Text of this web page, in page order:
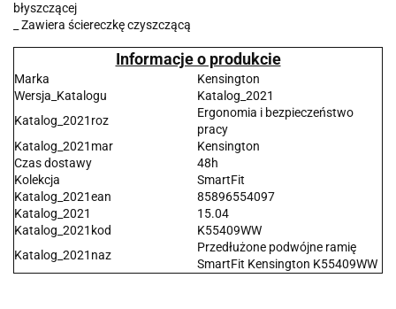
błyszczącej
_ Zawiera ściereczkę czyszczącą
Informacje o produkcie
Marka
Kensington
Wersja_Katalogu
Katalog_2021
Katalog_2021roz
Ergonomia i bezpieczeństwo
pracy
Katalog_2021mar
Kensington
Czas dostawy
48h
Kolekcja
SmartFit
Katalog_2021ean
85896554097
Katalog_2021
15.04
Katalog_2021kod
K55409WW
Katalog_2021naz
Przedłużone podwójne ramię
SmartFit Kensington K55409WW